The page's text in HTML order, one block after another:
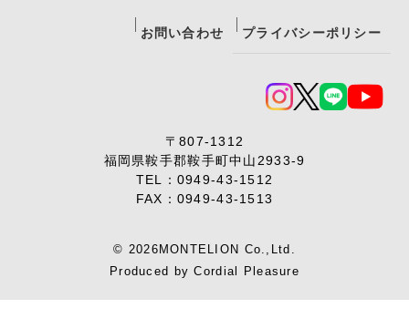
お問い合わせ プライバシーポリシー
〒807-1312
福岡県鞍手郡鞍手町中山2933-9
TEL： 0949-43-1512
FAX：0949-43-1513
© 2026MONTELION Co.,Ltd.
Produced byCordial Pleasure